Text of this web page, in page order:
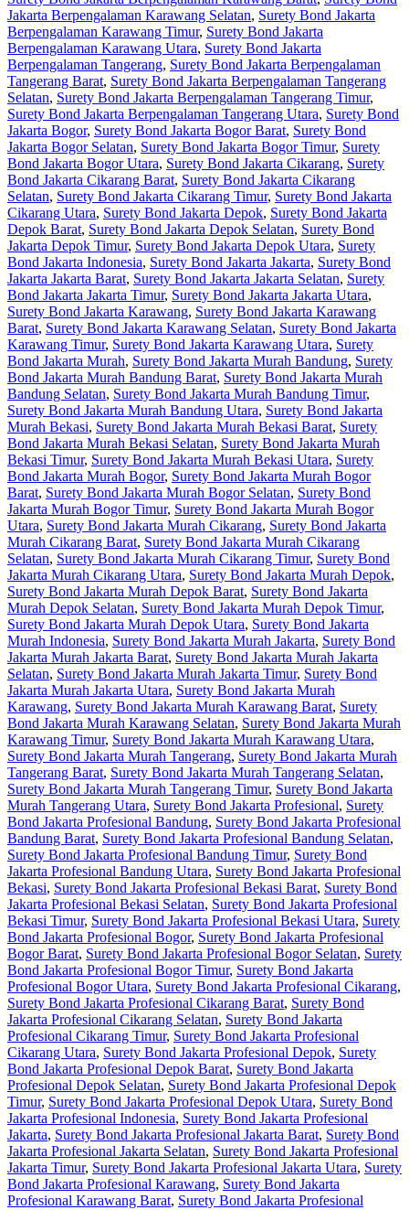
Jakarta Berpengalaman Karawang Selatan, Surety Bond Jakarta
Berpengalaman Karawang Timur, Surety Bond Jakarta
Berpengalaman Karawang Utara, Surety Bond Jakarta
Berpengalaman Tangerang, Surety Bond Jakarta Berpengalaman
Tangerang Barat, Surety Bond Jakarta Berpengalaman Tangerang
Selatan, Surety Bond Jakarta Berpengalaman Tangerang Timur,
Surety Bond Jakarta Berpengalaman Tangerang Utara, Surety Bond
Jakarta Bogor, Surety Bond Jakarta Bogor Barat, Surety Bond
Jakarta Bogor Selatan, Surety Bond Jakarta Bogor Timur, Surety
Bond Jakarta Bogor Utara, Surety Bond Jakarta Cikarang, Surety
Bond Jakarta Cikarang Barat, Surety Bond Jakarta Cikarang
Selatan, Surety Bond Jakarta Cikarang Timur, Surety Bond Jakarta
Cikarang Utara, Surety Bond Jakarta Depok, Surety Bond Jakarta
Depok Barat, Surety Bond Jakarta Depok Selatan, Surety Bond
Jakarta Depok Timur, Surety Bond Jakarta Depok Utara, Surety
Bond Jakarta Indonesia, Surety Bond Jakarta Jakarta, Surety Bond
Jakarta Jakarta Barat, Surety Bond Jakarta Jakarta Selatan, Surety
Bond Jakarta Jakarta Timur, Surety Bond Jakarta Jakarta Utara,
Surety Bond Jakarta Karawang, Surety Bond Jakarta Karawang
Barat, Surety Bond Jakarta Karawang Selatan, Surety Bond Jakarta
Karawang Timur, Surety Bond Jakarta Karawang Utara, Surety
Bond Jakarta Murah, Surety Bond Jakarta Murah Bandung, Surety
Bond Jakarta Murah Bandung Barat, Surety Bond Jakarta Murah
Bandung Selatan, Surety Bond Jakarta Murah Bandung Timur,
Surety Bond Jakarta Murah Bandung Utara, Surety Bond Jakarta
Murah Bekasi, Surety Bond Jakarta Murah Bekasi Barat, Surety
Bond Jakarta Murah Bekasi Selatan, Surety Bond Jakarta Murah
Bekasi Timur, Surety Bond Jakarta Murah Bekasi Utara, Surety
Bond Jakarta Murah Bogor, Surety Bond Jakarta Murah Bogor
Barat, Surety Bond Jakarta Murah Bogor Selatan, Surety Bond
Jakarta Murah Bogor Timur, Surety Bond Jakarta Murah Bogor
Utara, Surety Bond Jakarta Murah Cikarang, Surety Bond Jakarta
Murah Cikarang Barat, Surety Bond Jakarta Murah Cikarang
Selatan, Surety Bond Jakarta Murah Cikarang Timur, Surety Bond
Jakarta Murah Cikarang Utara, Surety Bond Jakarta Murah Depok,
Surety Bond Jakarta Murah Depok Barat, Surety Bond Jakarta
Murah Depok Selatan, Surety Bond Jakarta Murah Depok Timur,
Surety Bond Jakarta Murah Depok Utara, Surety Bond Jakarta
Murah Indonesia, Surety Bond Jakarta Murah Jakarta, Surety Bond
Jakarta Murah Jakarta Barat, Surety Bond Jakarta Murah Jakarta
Selatan, Surety Bond Jakarta Murah Jakarta Timur, Surety Bond
Jakarta Murah Jakarta Utara, Surety Bond Jakarta Murah
Karawang, Surety Bond Jakarta Murah Karawang Barat, Surety
Bond Jakarta Murah Karawang Selatan, Surety Bond Jakarta Murah
Karawang Timur, Surety Bond Jakarta Murah Karawang Utara,
Surety Bond Jakarta Murah Tangerang, Surety Bond Jakarta Murah
Tangerang Barat, Surety Bond Jakarta Murah Tangerang Selatan,
Surety Bond Jakarta Murah Tangerang Timur, Surety Bond Jakarta
Murah Tangerang Utara, Surety Bond Jakarta Profesional, Surety
Bond Jakarta Profesional Bandung, Surety Bond Jakarta Profesional
Bandung Barat, Surety Bond Jakarta Profesional Bandung Selatan,
Surety Bond Jakarta Profesional Bandung Timur, Surety Bond
Jakarta Profesional Bandung Utara, Surety Bond Jakarta Profesional
Bekasi, Surety Bond Jakarta Profesional Bekasi Barat, Surety Bond
Jakarta Profesional Bekasi Selatan, Surety Bond Jakarta Profesional
Bekasi Timur, Surety Bond Jakarta Profesional Bekasi Utara, Surety
Bond Jakarta Profesional Bogor, Surety Bond Jakarta Profesional
Bogor Barat, Surety Bond Jakarta Profesional Bogor Selatan, Surety
Bond Jakarta Profesional Bogor Timur, Surety Bond Jakarta
Profesional Bogor Utara, Surety Bond Jakarta Profesional Cikarang,
Surety Bond Jakarta Profesional Cikarang Barat, Surety Bond
Jakarta Profesional Cikarang Selatan, Surety Bond Jakarta
Profesional Cikarang Timur, Surety Bond Jakarta Profesional
Cikarang Utara, Surety Bond Jakarta Profesional Depok, Surety
Bond Jakarta Profesional Depok Barat, Surety Bond Jakarta
Profesional Depok Selatan, Surety Bond Jakarta Profesional Depok
Timur, Surety Bond Jakarta Profesional Depok Utara, Surety Bond
Jakarta Profesional Indonesia, Surety Bond Jakarta Profesional
Jakarta, Surety Bond Jakarta Profesional Jakarta Barat, Surety Bond
Jakarta Profesional Jakarta Selatan, Surety Bond Jakarta Profesional
Jakarta Timur, Surety Bond Jakarta Profesional Jakarta Utara, Surety
Bond Jakarta Profesional Karawang, Surety Bond Jakarta
Profesional Karawang Barat, Surety Bond Jakarta Profesional